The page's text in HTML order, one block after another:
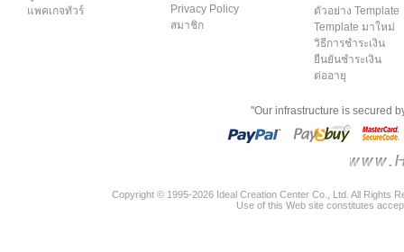
แพคเกจทัวร์
Privacy Policy
สมาชิก
ตัวอย่าง Template
Template มาใหม่
วิธีการชำระเงิน
ยืนยันชำระเงิน
ต่ออายุ
"Our infrastructure is secured
Copyright © 1995-2026 Ideal Creation Center Co., Ltd. All Rights
Use of this Web site constitutes